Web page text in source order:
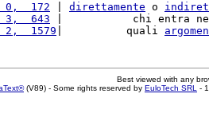
0,  172
direttamente o
3,  643
|           chi entra
2,  1579
|          quali
Best viewed with any
(V89) - Some rights reserved by EuloTech SRL -